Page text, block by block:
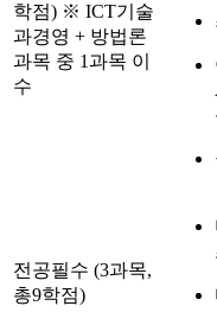
학점) ※ ICT기술
과경영 + 방법론
과목 중 1과목 이
수
전공필수 (3과목,
총9학점)